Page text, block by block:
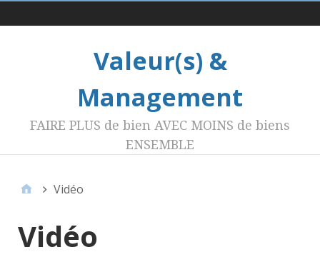
Menu 1
Valeur(s) &
Management
FAIRE PLUS de bien AVEC MOINS de biens
ENSEMBLE
Vidéo
Vidéo